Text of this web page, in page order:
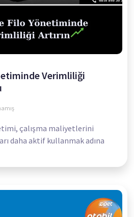
Verimliliği
çalışma maliyetlerini
daha aktif kullanmak adına